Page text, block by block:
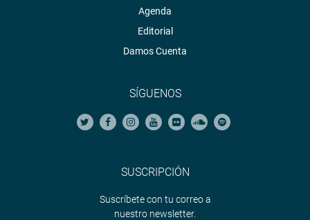
Agenda
Editorial
Damos Cuenta
SÍGUENOS
SUSCRIPCIÓN
Suscríbete con tu correo a
nuestro newsletter.